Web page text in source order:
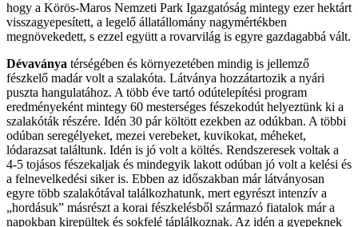
hogy a Körös-Maros Nemzeti Park Igazgatóság mintegy ezer hektárt
visszagyepesített, a legelő állatállomány nagymértékben
megnövekedett, s ezzel együtt a rovarvilág is egyre gazdagabbá vált.
Dévaványa térségében és környezetében mindig is jellemző
fészkelő madár volt a szalakóta. Látványa hozzátartozik a nyári
puszta hangulatához. A több éve tartó odútelepítési program
eredményeként mintegy 60 mesterséges fészekodút helyeztünk ki a
szalakóták részére. Idén 30 pár költött ezekben az odúkban. A többi
odúban seregélyeket, mezei verebeket, kuvikokat, méheket,
lódarazsat találtunk. Idén is jó volt a költés. Rendszeresek voltak a
4-5 tojásos fészekaljak és mindegyik lakott odúban jó volt a kelési és
a felnevelkedési siker is. Ebben az időszakban már látványosan
egyre több szalakótával találkozhatunk, mert egyrészt intenzív a
„hordásuk” másrészt a korai fészkelésből származó fiatalok már a
napokban kirepültek és sokfelé táplálkoznak. Az idén a gyepeknek